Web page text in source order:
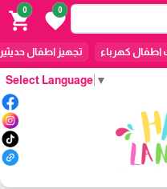
Select Language ▼
0
favorite
0
shopping_cart
اطفال كهرباء تجهيز اطفال